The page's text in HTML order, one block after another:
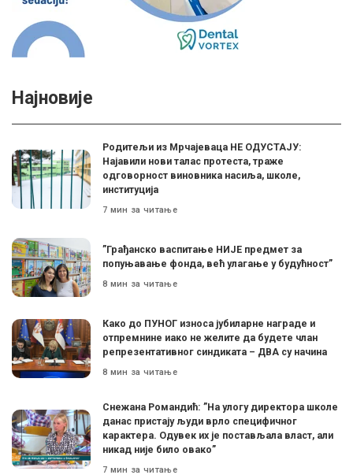
Најновије
Родитељи из Мрчајеваца НЕ ОДУСТАЈУ:
Најавили нови талас протеста, траже
одговорност виновника насиља, школе,
институција
7 мин за читање
”Грађанско васпитање НИЈЕ предмет за
попуњавање фонда, већ улагање у будућност”
8 мин за читање
Како до ПУНОГ износа јубиларне награде и
отпремнине иако не желите да будете члан
репрезентативног синдиката – ДВА су начина
8 мин за читање
Снежана Романдић: ”На улогу директора школе
данас пристају људи врло специфичног
карактера. Одувек их је постављала власт, али
никад није било овако”
7 мин за читање